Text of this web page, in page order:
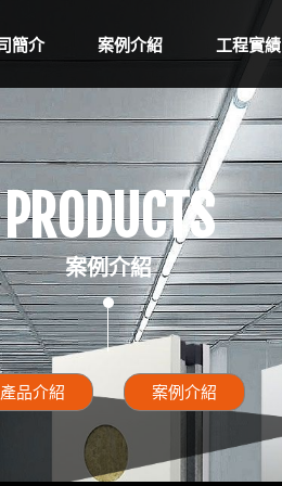
簡介 案例介紹 工程實績
PRODUCTS
案例介紹
產品介紹 案例介紹